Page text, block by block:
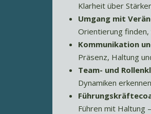
Klarheit über
Umgang mit
Orientierung
Kommunikation
Präsenz, Haltung
Team- und
Dynamiken
Führen mit Haltung